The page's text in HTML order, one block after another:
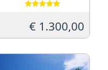
su 5
€ 1.300,00